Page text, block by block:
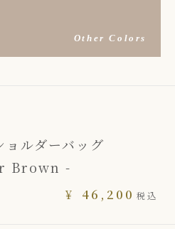
Other Colors
ョルダーバッグ
Brown -
¥ 46,200 税込